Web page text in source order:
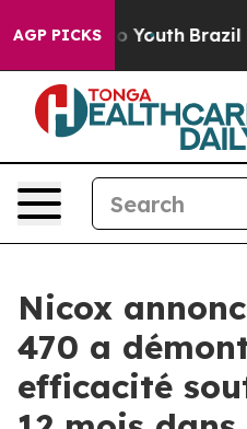
AGP PICKSto Youth Brazil
Nicox
470 a
efficacité